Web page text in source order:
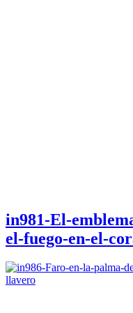
in981-El-
el-fuego-en-el-